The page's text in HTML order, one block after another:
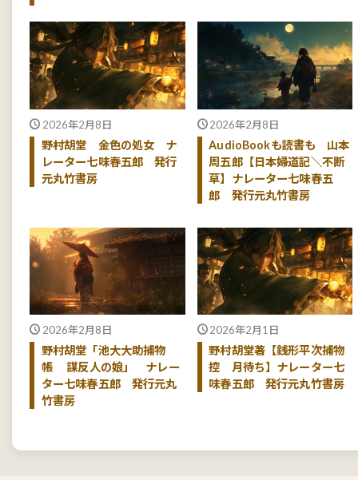
2026年2月8日
野村胡堂 金色の処女 ナ
レーター七味春五郎 発行
元丸竹書房
2026年2月8日
AudioBookも読書も 山本
周五郎【日本婦道記＼不断
草】ナレーター七味春五
郎 発行元丸竹書房
2026年2月8日
野村胡堂「池大大助捕物
帳 謀反人の娘」 ナレー
ター七味春五郎 発行元丸
竹書房
2026年2月1日
野村胡堂著【銭形平次捕物
控 月待ち】ナレーター七
味春五郎 発行元丸竹書房